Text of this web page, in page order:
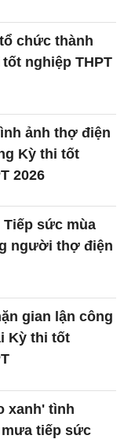
chức thành
nghiệp THPT
ảnh thợ điện
Kỳ thi tốt
2026
Tiếp sức mùa
người thợ điện
gian lận công
Kỳ thi tốt
xanh' tình
tiếp sức